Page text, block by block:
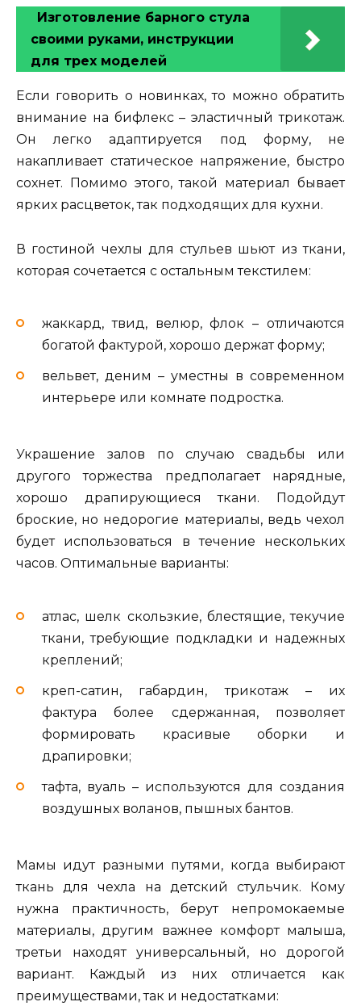
Изготовление барного стула
своими руками, инструкции
для трех моделей
Если говорить о новинках, то можно обратить
внимание на бифлекс – эластичный трикотаж.
Он легко адаптируется под форму, не
накапливает статическое напряжение, быстро
сохнет. Помимо этого, такой материал бывает
ярких расцветок, так подходящих для кухни.
В гостиной чехлы для стульев шьют из ткани,
которая сочетается с остальным текстилем:
жаккард, твид, велюр, флок – отличаются
богатой фактурой, хорошо держат форму;
вельвет, деним – уместны в современном
интерьере или комнате подростка.
Украшение залов по случаю свадьбы или
другого торжества предполагает нарядные,
хорошо драпирующиеся ткани. Подойдут
броские, но недорогие материалы, ведь чехол
будет использоваться в течение нескольких
часов. Оптимальные варианты:
атлас, шелк скользкие, блестящие, текучие
ткани, требующие подкладки и надежных
креплений;
креп-сатин, габардин, трикотаж – их
фактура более сдержанная, позволяет
формировать красивые оборки и
драпировки;
тафта, вуаль – используются для создания
воздушных воланов, пышных бантов.
Мамы идут разными путями, когда выбирают
ткань для чехла на детский стульчик. Кому
нужна практичность, берут непромокаемые
материалы, другим важнее комфорт малыша,
третьи находят универсальный, но дорогой
вариант. Каждый из них отличается как
преимуществами, так и недостатками: